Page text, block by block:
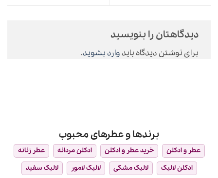
دیدگاهتان را بنویسید
برای نوشتن دیدگاه باید وارد بشوید.
برندها و عطرهای محبوب
عطر و ادکلن خرید عطر و ادکلن ادکلن مردانه
عطر زنانه
ادکلن لالیک
لالیک مشکی لالیک لامور
لالیک سفید